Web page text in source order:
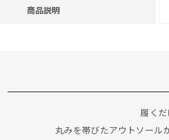
商品説明
履く
丸みを帯びたアウトソール